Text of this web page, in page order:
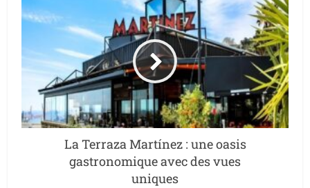
La Terraza Martínez : une oasis
gastronomique avec des vues
uniques